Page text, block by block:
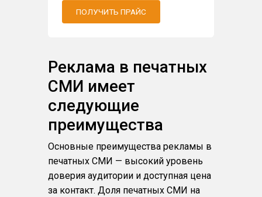
ПОЛУЧИТЬ ПРАЙС
Реклама в печатных
СМИ имеет
следующие
преимущества
Основные преимущества рекламы в
печатных СМИ — высокий уровень
доверия аудитории и доступная цена
за контакт. Доля печатных СМИ на